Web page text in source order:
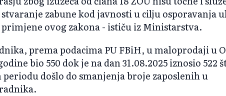
zabune kod javnosti u cilju osporavanja
ovog zakona - ističu iz Ministarstva.
prema podacima PU FBiH, u maloprodaji u
bio 550 dok je na dan 31.08.2025 iznosio 522
periodu došlo do smanjenja broje zaposlenih u